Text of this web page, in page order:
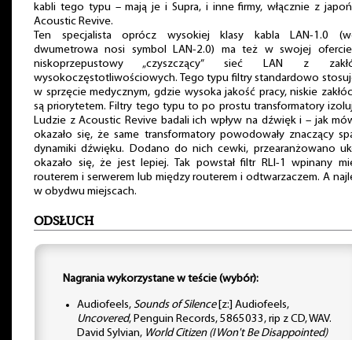
kabli tego typu – mają je i Supra, i inne firmy, włącznie z
Acoustic Revive.
Ten specjalista oprócz wysokiej klasy kabla LAN-1.0
dwumetrowa nosi symbol LAN-2.0) ma też w swojej
niskoprzepustowy „czyszczący” sieć LAN z
wysokoczęstotliwościowych. Tego typu filtry standardowo
w sprzęcie medycznym, gdzie wysoka jakość pracy, niskie
są priorytetem. Filtry tego typu to po prostu transformatory
Ludzie z Acoustic Revive badali ich wpływ na dźwięk i – jak
okazało się, że same transformatory powodowały znaczący
dynamiki dźwięku. Dodano do nich cewki, przearanżowano
okazało się, że jest lepiej. Tak powstał filtr RLI-1 wpinany
routerem i serwerem lub między routerem i odtwarzaczem. A
w obydwu miejscach.
ODSŁUCH
Nagrania wykorzystane w teście (wybór):
Audiofeels, Sounds of Silence[z:] Audiofeels,
Uncovered, Penguin Records, 5865033, rip z CD, WAV.
David Sylvian, World Citizen (I Won't Be Disappointed)